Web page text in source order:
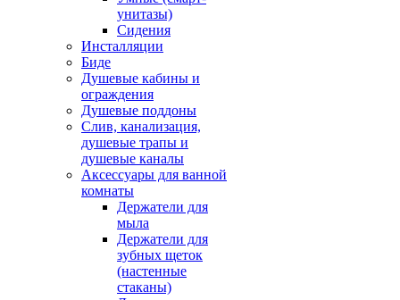
унитазы)
Сидения
Инсталляции
Биде
Душевые кабины и
ограждения
Душевые поддоны
Слив, канализация,
душевые трапы и
душевые каналы
Аксессуары для ванной
комнаты
Держатели для
мыла
Держатели для
зубных щеток
(настенные
стаканы)